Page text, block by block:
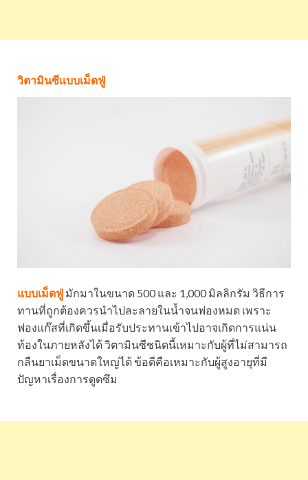
วิตามินซีแบบเม็ดฟู่
แบบเม็ดฟู่ มักมาในขนาด 500 และ 1,000 มิลลิกรัม วิธีการ
ทานที่ถูกต้องควรนำไปละลายในน้ำจนฟองหมด เพราะ
ฟองแก๊สที่เกิดขึ้นเมื่อรับประทานเข้าไปอาจเกิดการแน่น
ท้องในภายหลังได้ วิตามินซีชนิดนี้เหมาะกับผู้ที่ไม่สามารถ
กลืนยาเม็ดขนาดใหญ่ได้ ข้อดีคือเหมาะกับผู้สูงอายุที่มี
ปัญหาเรื่องการดูดซึม